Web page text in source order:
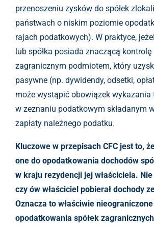
przenoszeniu zysków do spółek
państwach o niskim poziomie
rajach podatkowych). W praktyce,
lub spółka posiada znaczącą kontrolę
zagranicznym podmiotem, który
pasywne (np. dywidendy, odsetki,
może wystąpić obowiązek wykazania
w zeznaniu podatkowym składanym
zapłaty należnego podatku.
Kluczowe w przepisach CFC jest to,
one do opodatkowania dochodów
w kraju rezydencji jej właściciela.
czy ów właściciel pobierał dochody
Oznacza to właściwie
opodatkowania spółek